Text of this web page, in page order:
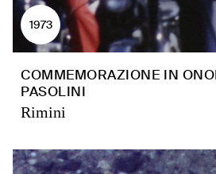
1973
COMMEMORAZIONE IN
PASOLINI
Rimini